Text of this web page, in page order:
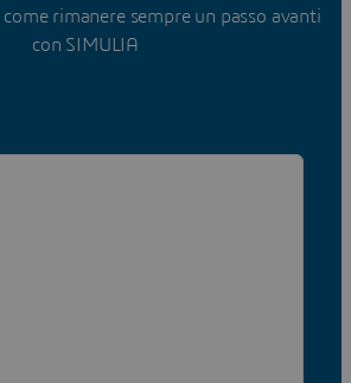
rimanere sempre un passo avanti
con SIMULIA